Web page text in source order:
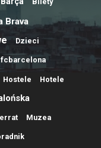
Brava
Dzieci
fcbarcelona
Hostele Hotele
Muzea